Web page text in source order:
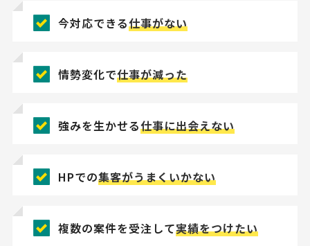
今対応できる仕事がない
情勢変化で仕事が減った
強みを生かせる仕事に出会えない
HPでの集客がうまくいかない
複数の案件を受注して実績をつけたい